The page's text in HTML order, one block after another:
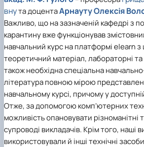
внута доцентаАрнауту Олексія
Важливо, що на зазначеній кафедрі з
карантину вже функціонував
навчальний курс на платформі elearn з
теоретичний матеріал, лабораторні
також необхідна спеціальна
література повною мірою
навчальному курсі, причому у
Отже, за допомогою комп’ютерних
можливість опановувати різноманітні
супроводі викладачів. Крім того, наші
використовували й інші технічні